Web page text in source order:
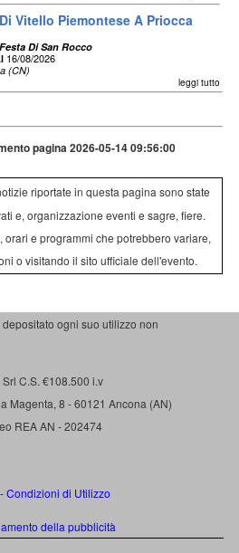
Vitello Piemontese A Priocca
Di San Rocco
16/08/2026
(CN)
leggi tutto
pagina 2026-05-14 09:56:00
riportate in questa pagina sono state
e, organizzazione eventi e sagre, fiere.
e programmi che potrebbero variare,
o visitando il sito ufficiale dell'evento.
ogni suo utilizzo non
C.S. €108.500 i.v
Magenta, 8 - 60121 Ancona (AN)
REA AN - 202474
-Condizioni di Utilizzo
della pubblicità